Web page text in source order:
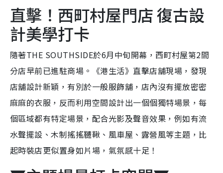
直擊！西町村屋門店 復古設
計美學打卡
隨著THE SOUTHSIDE於6月中旬開幕，西町村屋第2間
分店早前已進駐商場。《港生活》直擊店舖現場，發現
店舖設計新穎，有別於一般服飾舖，店內沒有擺放密密
麻麻的衣服，反而利用空間設計出一個個獨特場景，每
個區域都有特定場景，配合光影及聲音效果，例如有流
水聲擺設、木制搖搖韆鞦、風車屋、露營風等主題，比
起時裝店更似置身如片場，氣氛感十足！